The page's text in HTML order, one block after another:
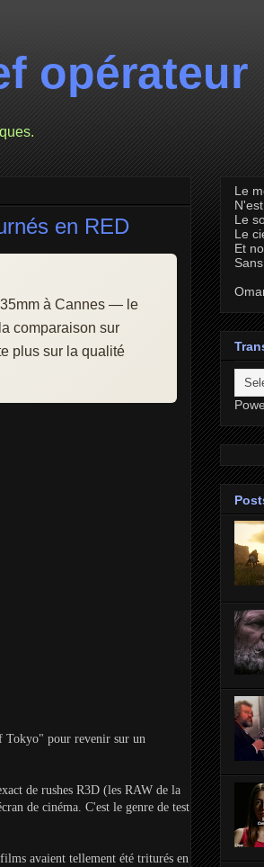
opérateur
en RED
à Cannes — le
comparaison sur
plus sur la qualité
Tokyo" pour revenir sur un
de rushes R3D (les RAW de la
de cinéma. C'est le genre de test
avaient tellement été triturés en
Le
Le
Le
Et